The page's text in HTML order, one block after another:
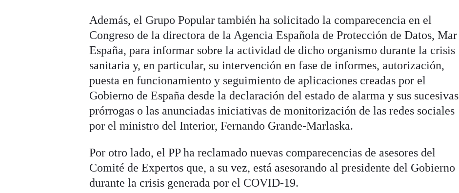
Además, el Grupo Popular también ha solicitado la comparecencia en el
Congreso de la directora de la Agencia Española de Protección de Datos, Mar
España, para informar sobre la actividad de dicho organismo durante la crisis
sanitaria y, en particular, su intervención en fase de informes, autorización,
puesta en funcionamiento y seguimiento de aplicaciones creadas por el
Gobierno de España desde la declaración del estado de alarma y sus sucesivas
prórrogas o las anunciadas iniciativas de monitorización de las redes sociales
por el ministro del Interior, Fernando Grande-Marlaska.
Por otro lado, el PP ha reclamado nuevas comparecencias de asesores del
Comité de Expertos que, a su vez, está asesorando al presidente del Gobierno
durante la crisis generada por el COVID-19.